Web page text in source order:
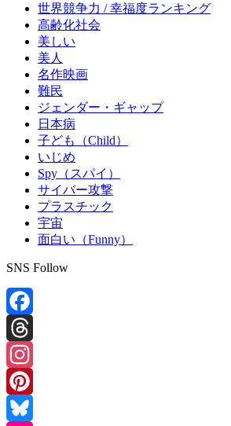
世界競争力 / 幸福度ランキング
高齢化社会
美しい
美人
名作映画
難民
ジェンダー・ギャップ
日本病
子ども（Child）
いじめ
Spy（スパイ）
サイバー攻撃
プラスチック
宇宙
面白い（Funny）
SNS Follow
Facebook
Threads
Instagram
Pinterest